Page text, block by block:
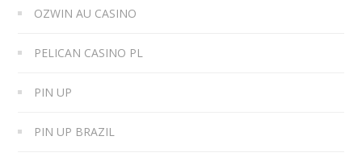
OZWIN AU CASINO
PELICAN CASINO PL
PIN UP
PIN UP BRAZIL